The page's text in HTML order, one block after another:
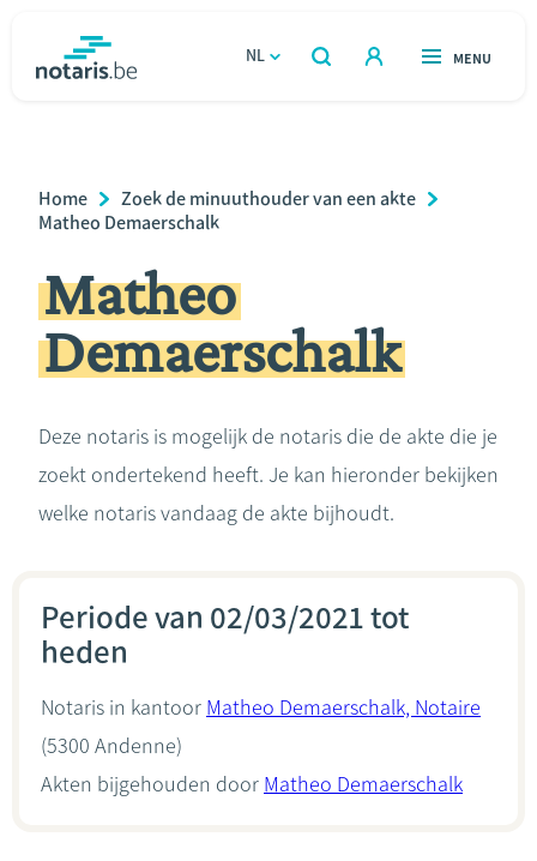
gaan
NL
OPEN
ZOEKEN
OPEN
MENU
Relatie & samenleven
Erven & schenken
Ondernemen
Rekenmodules
Breadcrumb
Home
Zoek de minuuthouder van een akte
Matheo Demaerschalk
Matheo
Demaerschalk
Deze notaris is mogelijk de notaris die de akte die je
zoekt ondertekend heeft. Je kan hieronder bekijken
welke notaris vandaag de akte bijhoudt.
Periode van 02/03/2021 tot
heden
Notaris in kantoor Matheo Demaerschalk, Notaire
(5300 Andenne)
Akten bijgehouden door Matheo Demaerschalk